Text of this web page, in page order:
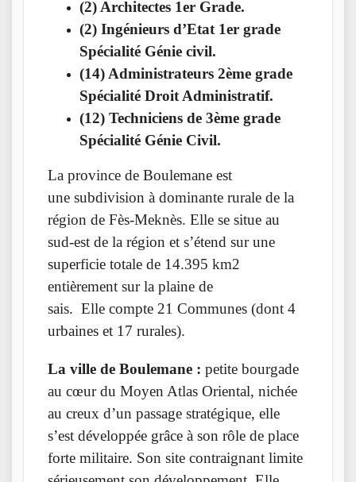
(2) Architectes 1er Grade.
(2) Ingénieurs d’Etat 1er grade
Spécialité Génie civil.
(14) Administrateurs 2ème grade
Spécialité Droit Administratif.
(12) Techniciens de 3ème grade
Spécialité Génie Civil.
La province de Boulemane est
une subdivision à dominante rurale de la
région de Fès-Meknès. Elle se situe au
sud-est de la région et s’étend sur une
superficie totale de 14.395 km2
entièrement sur la plaine de
sais. Elle compte 21 Communes (dont 4
urbaines et 17 rurales).
La ville de Boulemane : petite bourgade
au cœur du Moyen Atlas Oriental, nichée
au creux d’un passage stratégique, elle
s’est développée grâce à son rôle de place
forte militaire. Son site contraignant limite